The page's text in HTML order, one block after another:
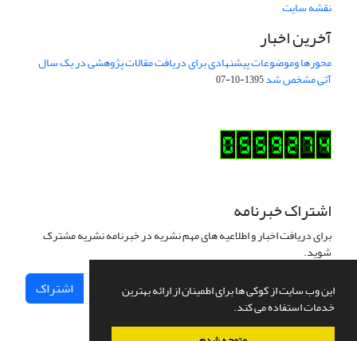
این وب سایت از کوکی ها برای اطمینان از ارائه بهترین
خدمات استفاده می کند.
نقشه سایت
آخرین اخبار
محورها وموضوعات پیشنهادی برای دریافت مقالات پژوهشی در یک سال
آتی مشخص شد1395-10-07
اشتراک خبرنامه
برای دریافت اخبار و اطلاعیه های مهم نشریه در خبرنامه نشریه مشترک
شوید.
اشتراک